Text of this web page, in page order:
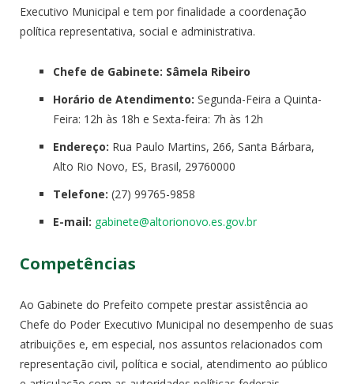
Executivo Municipal e tem por finalidade a coordenação
política representativa, social e administrativa.
Chefe de Gabinete: Sâmela Ribeiro
Horário de Atendimento: Segunda-Feira a Quinta-
Feira: 12h às 18h e Sexta-feira: 7h às 12h
Endereço: Rua Paulo Martins, 266, Santa Bárbara,
Alto Rio Novo, ES, Brasil, 29760000
Telefone: (27) 99765-9858
E-mail: gabinete@altorionovo.es.gov.br
Competências
Ao Gabinete do Prefeito compete prestar assistência ao
Chefe do Poder Executivo Municipal no desempenho de suas
atribuições e, em especial, nos assuntos relacionados com
representação civil, política e social, atendimento ao público